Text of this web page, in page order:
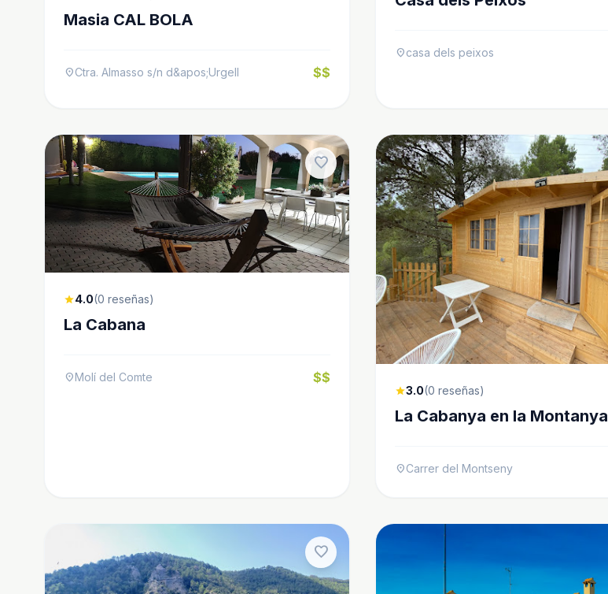
Masia CAL BOLA
location_onCtra. Almasso s/n d&apos;Urgell $$
location_oncasa dels peixos
favorite
star4.0(0 reseñas)
La Cabana
location_onMolí del Comte $$
star3.0(0 reseñas)
La Cabanya en la Montanya
location_onCarrer del Montseny
favorite